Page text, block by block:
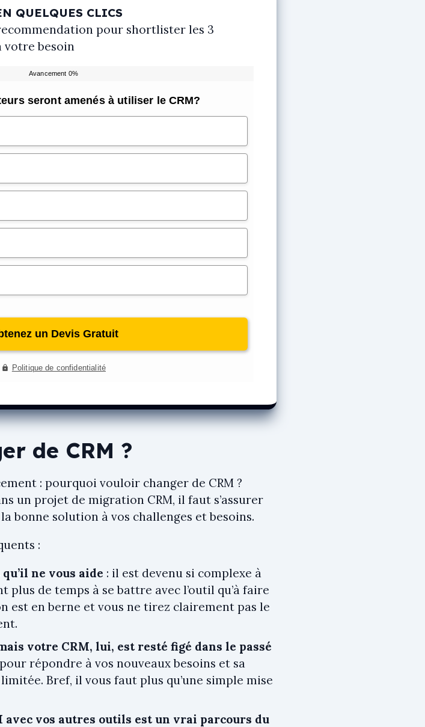
QUELQUES CLICS
pour shortlister les 3
votre besoin
de CRM ?
: pourquoi vouloir changer de CRM ?
un projet de migration CRM, il faut s’assurer
bonne solution à vos challenges et besoins.
:
ne vous aide : il est devenu si complexe à
plus de temps à se battre avec l’outil qu’à faire
est en berne et vous ne tirez clairement pas le
votre CRM, lui, est resté figé dans le passé
répondre à vos nouveaux besoins et sa
Bref, il vous faut plus qu’une simple mise
avec vos autres outils est un vrai parcours du